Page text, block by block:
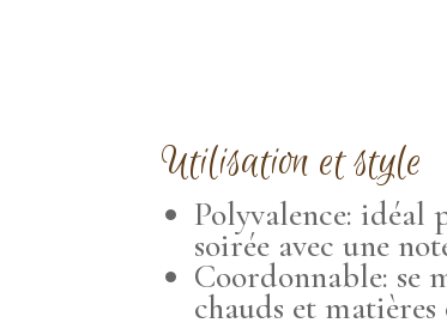
Utilisation et style
Polyvalence: idéal
soirée avec une
Coordonnable: se
chauds et